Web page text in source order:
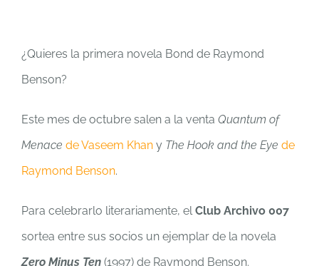
¿Quieres la primera novela Bond de Raymond
Benson?
Este mes de octubre salen a la venta Quantum of
Menace de Vaseem Khan y The Hook and the Eye de
Raymond Benson.
Para celebrarlo literariamente, elClub Archivo 007
sortea entre sus socios un ejemplar de la novela
Zero Minus Ten (1997) de Raymond Benson.